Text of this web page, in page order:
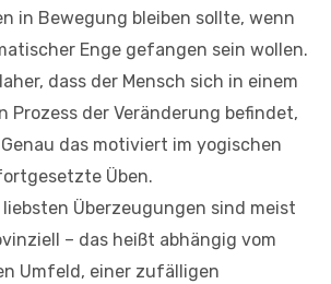
in Bewegung bleiben sollte, wenn
Enge gefangen sein wollen.
dass der Mensch sich in einem
Prozess der Veränderung befindet,
das motiviert im yogischen
Üben.
liebsten Überzeugungen sind meist
– das heißt abhängig vom
Umfeld, einer zufälligen